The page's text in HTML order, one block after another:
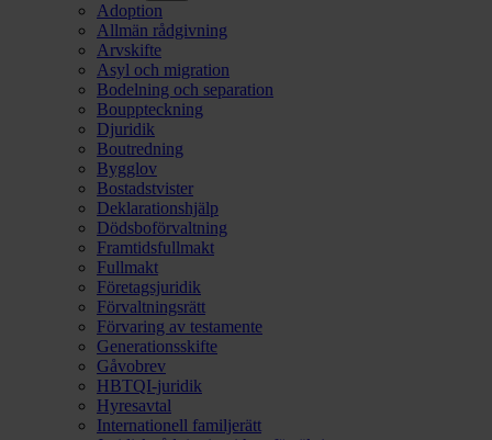
Adoption
Allmän rådgivning
Arvskifte
Asyl och migration
Bodelning och separation
Bouppteckning
Djuridik
Boutredning
Bygglov
Bostadstvister
Deklarationshjälp
Dödsboförvaltning
Framtidsfullmakt
Fullmakt
Företagsjuridik
Förvaltningsrätt
Förvaring av testamente
Generationsskifte
Gåvobrev
HBTQI-juridik
Hyresavtal
Internationell familjerätt